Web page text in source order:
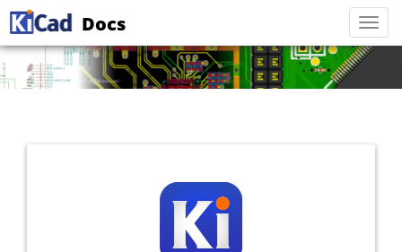
Docs